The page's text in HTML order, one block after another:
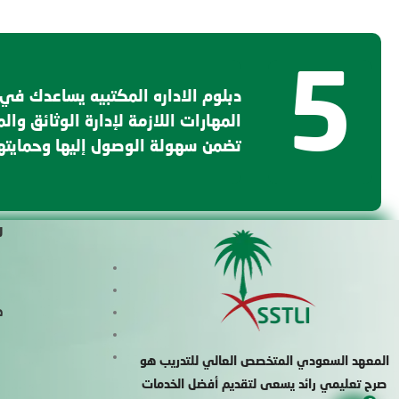
5
دبلوم الاداره المكتبيه يساعدك
المهارات اللازمة لإدارة الوثائق
تضمن سهولة الوصول إليها
المعهد السعودي المتخصص العالي للتدريب هو
صرح تعليمي رائد يسعى لتقديم أفضل الخدمات
6